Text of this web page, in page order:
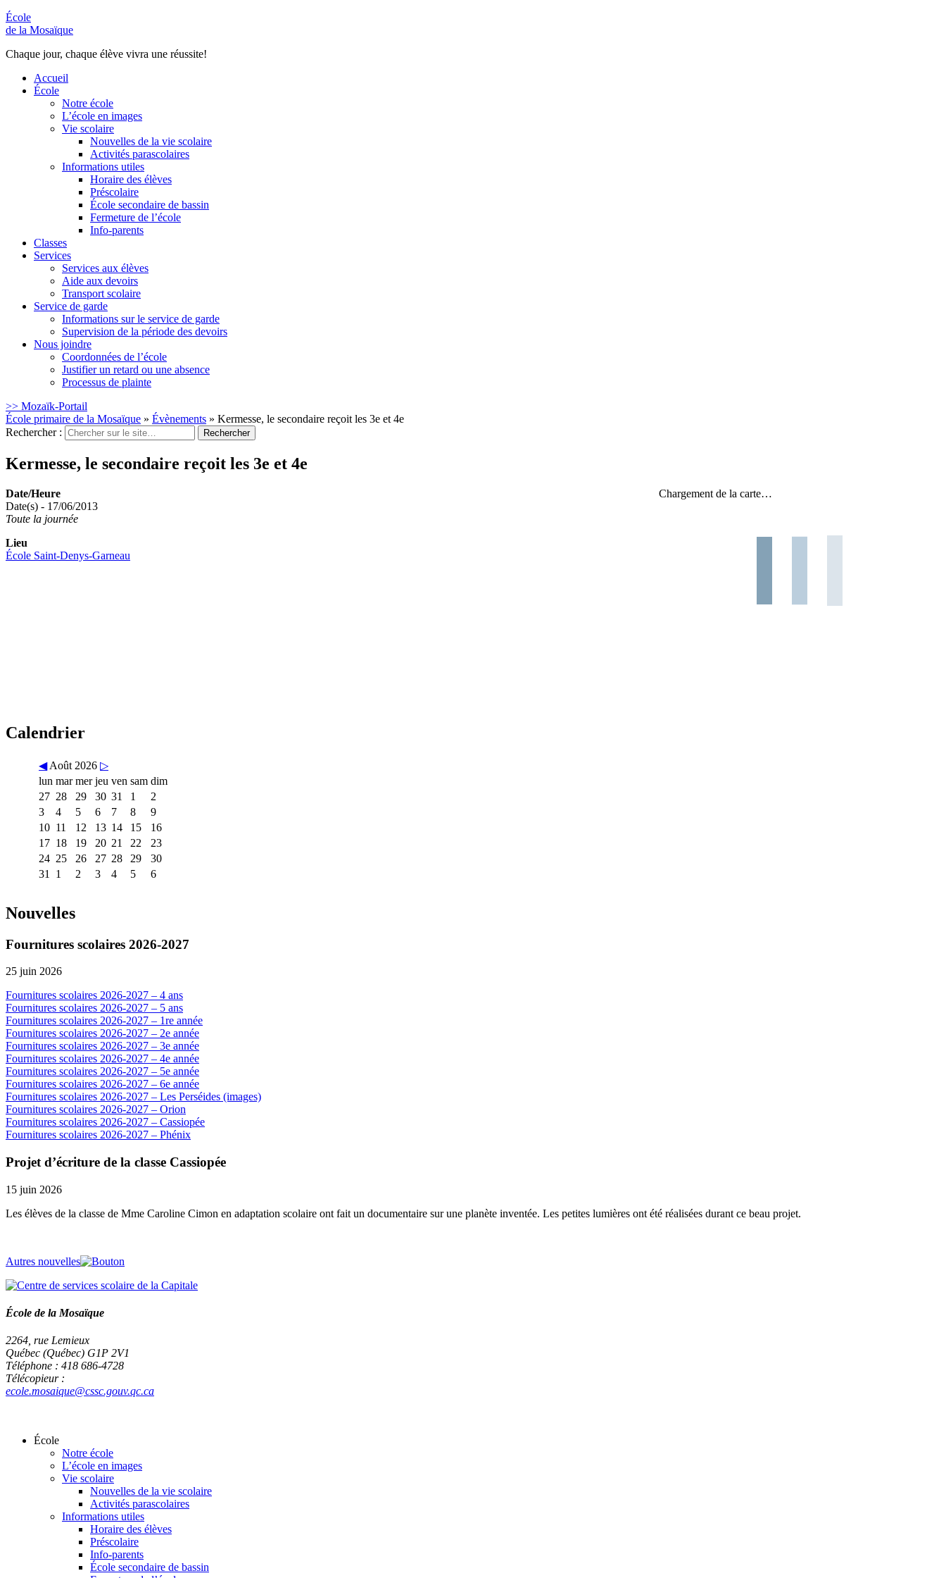
École
de la Mosaïque
Chaque jour, chaque élève vivra une réussite!
Accueil
École
Notre école
L’école en images
Vie scolaire
Nouvelles de la vie scolaire
Activités parascolaires
Informations utiles
Horaire des élèves
Préscolaire
École secondaire de bassin
Fermeture de l’école
Info-parents
Classes
Services
Services aux élèves
Aide aux devoirs
Transport scolaire
Service de garde
Informations sur le service de garde
Supervision de la période des devoirs
Nous joindre
Coordonnées de l’école
Justifier un retard ou une absence
Processus de plainte
>> Mozaïk-Portail
École primaire de la Mosaïque » Évènements » Kermesse, le secondaire reçoit les 3e et 4e
Rechercher :
Kermesse, le secondaire reçoit les 3e et 4e
Chargement de la carte…
Date/Heure
Date(s) - 17/06/2013
Toute la journée
Lieu
École Saint-Denys-Garneau
Calendrier
◀ Août 2026 ▷
lun mar mer jeu ven sam dim
27 28 29 30 31 1
2
3
4 5 6 7 8
9
10 11 12 13 14 15
16
17 18 19 20 21 22
23
24 25 26 27 28 29
30
31
1 2 3 4 5 6
Nouvelles
Fournitures scolaires 2026-2027
25 juin 2026
Fournitures scolaires 2026-2027 – 4 ans
Fournitures scolaires 2026-2027 – 5 ans
Fournitures scolaires 2026-2027 – 1re année
Fournitures scolaires 2026-2027 – 2e année
Fournitures scolaires 2026-2027 – 3e année
Fournitures scolaires 2026-2027 – 4e année
Fournitures scolaires 2026-2027 – 5e année
Fournitures scolaires 2026-2027 – 6e année
Fournitures scolaires 2026-2027 – Les Perséides (images)
Fournitures scolaires 2026-2027 – Orion
Fournitures scolaires 2026-2027 – Cassiopée
Fournitures scolaires 2026-2027 – Phénix
Projet d’écriture de la classe Cassiopée
15 juin 2026
Les élèves de la classe de Mme Caroline Cimon en adaptation scolaire ont fait un documentaire sur une planète inventée. Les petites lumières ont été réalisées durant ce beau projet.
Autres nouvelles
École de la Mosaïque
2264, rue Lemieux
Québec (Québec) G1P 2V1
Téléphone : 418 686-4728
Télécopieur :
ecole.mosaique@cssc.gouv.qc.ca
École
Notre école
L’école en images
Vie scolaire
Nouvelles de la vie scolaire
Activités parascolaires
Informations utiles
Horaire des élèves
Préscolaire
Info-parents
École secondaire de bassin